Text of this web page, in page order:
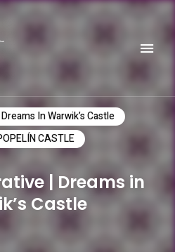
Dreams In Warwik’s Castle
CASTLE
| Dreams in
Castle